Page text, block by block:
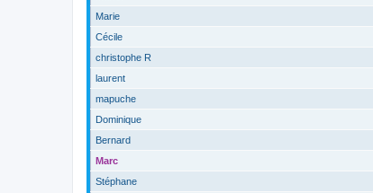
Marie
Cécile
christophe R
laurent
mapuche
Dominique
Bernard
Marc
Stéphane